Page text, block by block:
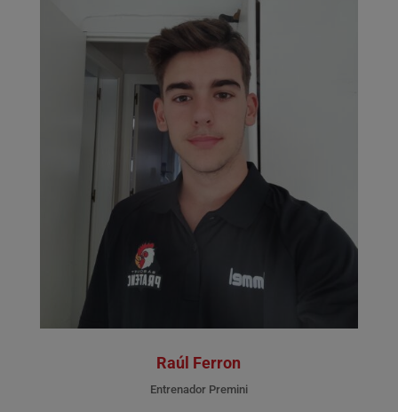
Raúl Ferron
Entrenador Premini